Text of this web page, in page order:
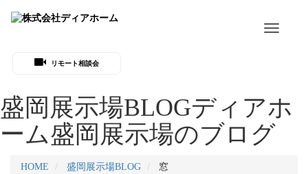
Toggle
リモート相談会
盛岡展示場BLOGディアホ
ーム盛岡展示場のブログ
HOME 盛岡展示場BLOG 窓